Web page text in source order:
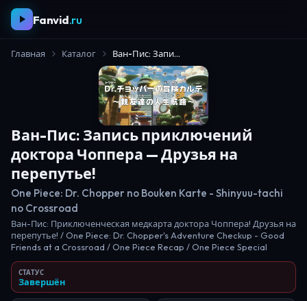
Fanvid.ru
Главная Каталог Ван-Пис: Запись приключений доктора Чоппера — Друзья на перепутье!
Ван-Пис: Запись приключений
доктора Чоппера — Друзья на
перепутье!
One Piece: Dr. Chopper no Bouken Karte - Shinyuu-tachi
no Crossroad
Ван-Пис: Приключенческая медкарта доктора Чоппера! Друзья на
перепутье! / One Piece: Dr. Chopper's Adventure Checkup - Good
Friends at a Crossroad / One Piece Recap / One Piece Special
СТАТУС
Завершён